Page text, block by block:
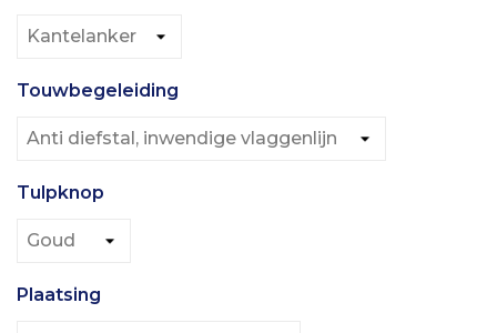
Touwbegeleiding
Tulpknop
Plaatsing